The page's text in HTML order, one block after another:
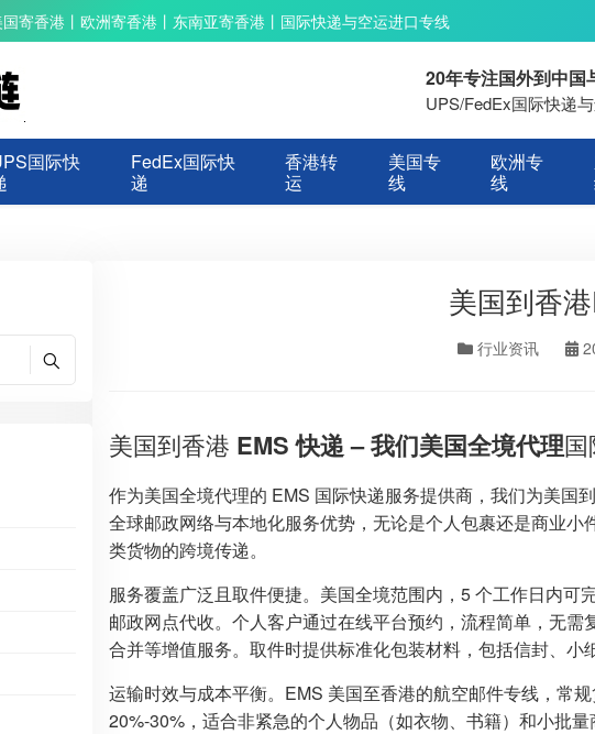
寄香港丨欧洲寄香港丨东南亚寄香港丨国际快递与空运进口专线
20年专注国外到中国
UPS/FedEx国际快递
国际快
FedEx国际快
递
香港转
运
美国专
线
欧洲专
线
美国到香
行业资讯
美国到香港 EMS 快递 – 我们美国全境代理国
作为美国全境代理的 EMS 国际快递服务提供商，我们为美国
全球邮政网络与本地化服务优势，无论是个人包裹还是商业
类货物的跨境传递。
服务覆盖广泛且取件便捷。美国全境范围内，5 个工作日内
邮政网点代收。个人客户通过在线平台预约，流程简单，无
合并等增值服务。取件时提供标准化包装材料，包括信封、小
运输时效与成本平衡。EMS 美国至香港的航空邮件专线，常
20%-30%，适合非紧急的个人物品（如衣物、书籍）和小批